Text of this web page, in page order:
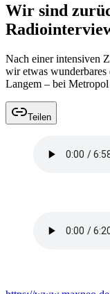
Wir sind
Nach einer intensiven
wir etwas wunderbares
Langem – bei
Teilen